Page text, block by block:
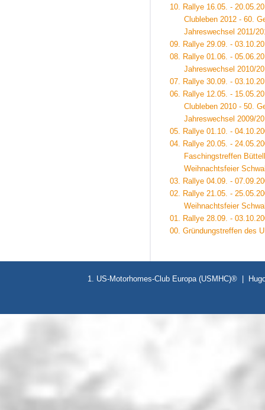
10. Rallye 16.05. -
Clubleben 2012 - 60.
Jahreswechsel 2011/
09. Rallye 29.09. -
08. Rallye 01.06. -
Jahreswechsel 2010/
07. Rallye 30.09. -
06. Rallye 12.05. -
Clubleben 2010 - 50.
Jahreswechsel 2009/
05. Rallye 01.10. -
04. Rallye 20.05. -
Faschingstreffen
Weihnachtsfeier
03. Rallye 04.09. -
02. Rallye 21.05. -
Weihnachtsfeier
01. Rallye 28.09. -
00. Gründungstreffen des
1. US-Motorhomes-Club Europa (USMHC)® |